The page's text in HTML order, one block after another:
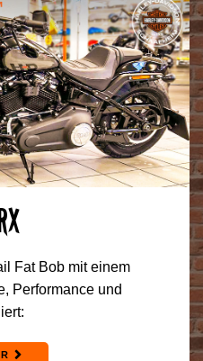
Fat Bob mit einem
Performance und